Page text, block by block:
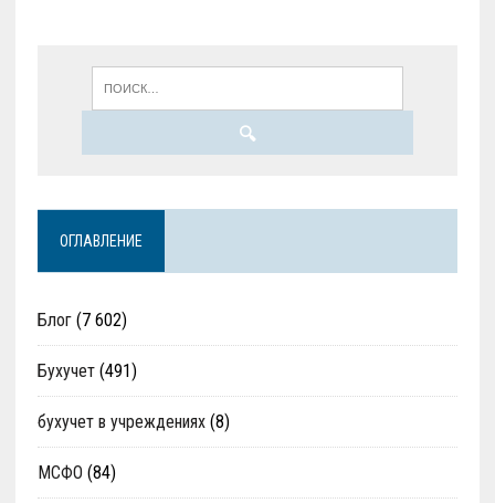
ОГЛАВЛЕНИЕ
Блог(7 602)
Бухучет(491)
бухучет в учреждениях(8)
МСФО (84)